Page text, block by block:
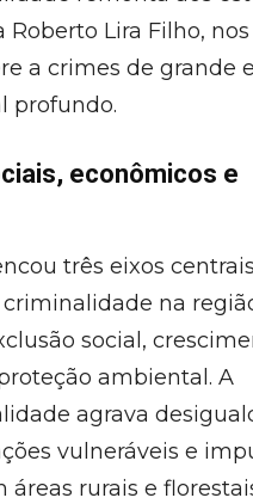
Lira Filho, nos
a crimes de grande
profundo.
econômicos e
três eixos centrais
na
social,
ambiental. A
agrava
vulneráveis e
áreas rurais e